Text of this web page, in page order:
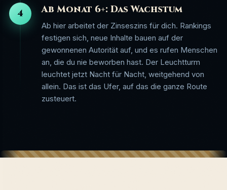
4 Ab Monat 6+: Das Wachstum
Ab hier arbeitet der Zinseszins für dich. Rankings
festigen sich, neue Inhalte bauen auf der
gewonnenen Autorität auf, und es rufen Menschen
an, die du nie beworben hast. Der Leuchtturm
leuchtet jetzt Nacht für Nacht, weitgehend von
allein. Das ist das Ufer, auf das die ganze Route
zusteuert.